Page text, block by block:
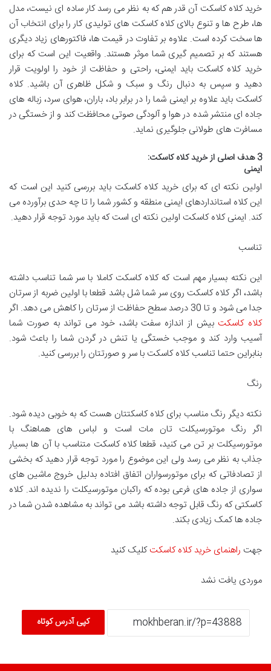
خرید کلاه کاسکت آن قدر هم که به نظر می رسد کار ساده ای نیست، مدل
ها، طرح ها و تنوع بالای کلاه کاسکت های تولیدی کار را برای انتخاب آن
ها سخت کرده است. علاوه بر تفاوت در قیمت ها، فاکتورهای زیاد دیگری
هستند که بر تصمیم گیری شما موثر هستند. واقعیت این است که برای
خرید کلاه کاسکت باید ایمنی، راحتی و حفاظت از خود را اولویت قرار
دهید و سپس به دنبال رنگ و سبک و شکل ظاهری آن باشید. کلاه
کاسکت باید علاوه بر ایمنی شما را در برابر باد، باران، هوای سرد، زباله های
جاده ای منتشر شده در هوا و آلودگی صوتی محافظت کند و از خستگی در
مسافرت های طولانی جلوگیری نماید.
3 هدف اصلی از خرید کلاه کاسکت:
ایمنی
اولین نکته ای که برای خرید کلاه کاسکت باید بررسی کنید این است که
این کلاه استانداردهای ایمنی منطقه و کشور شما را تا چه حدی برآورده می
کند. ایمنی کلاه کاسکت اولین نکته ای است که باید مورد توجه قرار دهید.
تناسب
این نکته بسیار مهم است که کلاه کاسکت کاملا با سر شما تناسب داشته
باشد، اگر کلاه کاسکت روی سر شما شل باشد قطعا با اولین ضربه از سرتان
جدا می شود و تا 30 درصد سطح حفاظت از سرتان را کاهش می دهد. اگر
کلاه کاسکت بیش از اندازه سفت باشد، خود می تواند به صورت شما
آسیب وارد کند و موجب خستگی یا تنش در گردن شما را باعث شود.
بنابراین حتما تناسب کلاه کاسکت با سر و صورتتان را بررسی کنید.
رنگ
نکته دیگر رنگ مناسب برای کلاه کاسکتتان هست که به خوبی دیده شود.
اگر رنگ موتورسیکلت تان مات است و لباس های هماهنگ با
موتورسیکلت بر تن می کنید، قطعا کلاه کاسکت متناسب با آن ها بسیار
جذاب به نظر می رسد ولی این موضوع را مورد توجه قرار دهید که بخشی
از تصادفاتی که برای موتورسواران اتفاق افتاده بدلیل خروج ماشین های
سواری از جاده های فرعی بوده که راکبان موتورسیکلت را ندیده اند. کلاه
کاسکتی که رنگ قابل توجه داشته باشد می تواند به مشاهده شدن شما در
جاده ها کمک زیادی بکند.
جهت راهنمای خرید کلاه کاسکتکلیک کنید
موردی یافت نشد
کپی آدرس کوتاه